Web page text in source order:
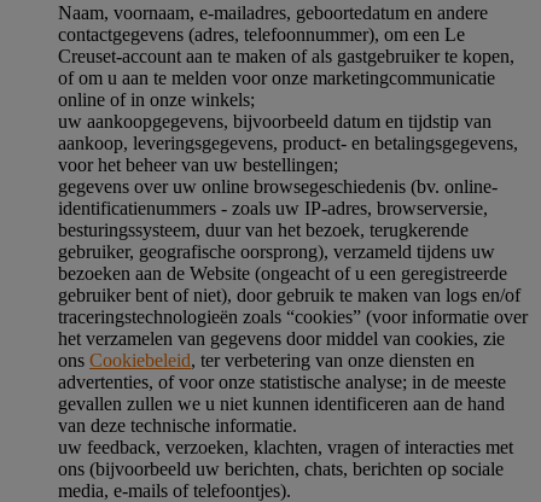
Naam, voornaam, e-mailadres, geboortedatum en andere
contactgegevens (adres, telefoonnummer), om een Le
Creuset-account aan te maken of als gastgebruiker te kopen,
of om u aan te melden voor onze marketingcommunicatie
online of in onze winkels;
uw aankoopgegevens, bijvoorbeeld datum en tijdstip van
aankoop, leveringsgegevens, product- en betalingsgegevens,
voor het beheer van uw bestellingen;
gegevens over uw online browsegeschiedenis (bv. online-
identificatienummers - zoals uw IP-adres, browserversie,
besturingssysteem, duur van het bezoek, terugkerende
gebruiker, geografische oorsprong), verzameld tijdens uw
bezoeken aan de Website (ongeacht of u een geregistreerde
gebruiker bent of niet), door gebruik te maken van logs en/of
traceringstechnologieën zoals “cookies” (voor informatie over
het verzamelen van gegevens door middel van cookies, zie
ons Cookiebeleid, ter verbetering van onze diensten en
advertenties, of voor onze statistische analyse; in de meeste
gevallen zullen we u niet kunnen identificeren aan de hand
van deze technische informatie.
uw feedback, verzoeken, klachten, vragen of interacties met
ons (bijvoorbeeld uw berichten, chats, berichten op sociale
media, e-mails of telefoontjes).